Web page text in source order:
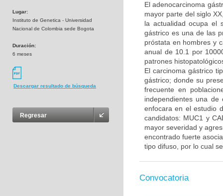
Lugar:
Instituto de Genetica - Universidad
Nacional de Colombia sede Bogota
Duración:
6 meses
Descargar resultado de búsqueda
Regresar
El adenocarcinoma
mayor parte del siglo
la actualidad ocupa el
gástrico es una de las
próstata en hombres y
anual de 10.1 por
patrones
El carcinoma gástrico
gástrico; donde su
frecuente en
independientes una
enfocara en el estudio
candidatos: MUC1 y
mayor severidad y
encontrado fuerte
tipo difuso, por lo cual
Convocatoria